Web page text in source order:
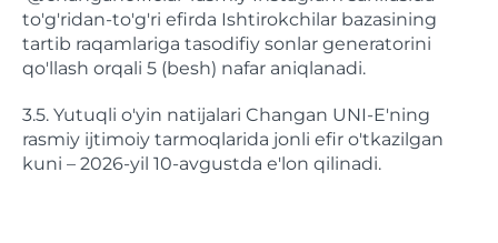
to'g'ridan-to'g'ri efirda Ishtirokchilar bazasining
tartib raqamlariga tasodifiy sonlar generatorini
qo'llash orqali 5 (besh) nafar aniqlanadi.
3.5. Yutuqli o'yin natijalari Changan UNI-E'ning
rasmiy ijtimoiy tarmoqlarida jonli efir o'tkazilgan
kuni – 2026-yil 10-avgustda e'lon qilinadi.